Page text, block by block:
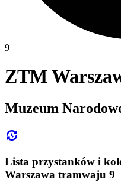
9
ZTM
Muzeum
Lista przystanków i
Warszawa tramwaju 9